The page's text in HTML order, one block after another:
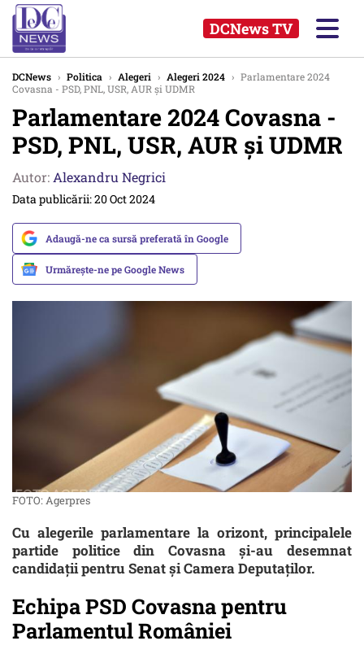
DCNews TV
DCNews › Politica › Alegeri › Alegeri 2024 › Parlamentare 2024
Covasna - PSD, PNL, USR, AUR și UDMR
Parlamentare 2024 Covasna -
PSD, PNL, USR, AUR și UDMR
Autor: Alexandru Negrici
Data publicării: 20 Oct 2024
Adaugă-ne ca sursă preferată în Google
Urmărește-ne pe Google News
FOTO: Agerpres
Cu alegerile parlamentare la orizont, principalele
partide politice din Covasna și-au desemnat
candidații pentru Senat și Camera Deputaților.
Echipa PSD Covasna pentru
Parlamentul României